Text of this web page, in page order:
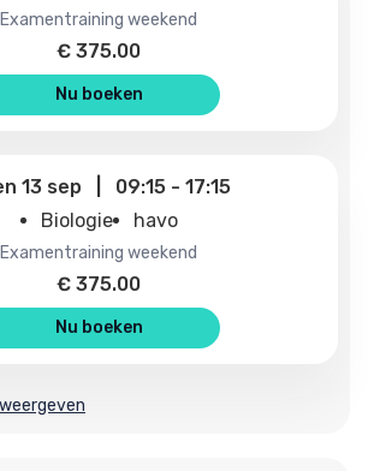
examentraining weekend
€ 375.00
Nu boeken
13 sep 09:15- 17:15
Biologie
havo
examentraining weekend
€ 375.00
Nu boeken